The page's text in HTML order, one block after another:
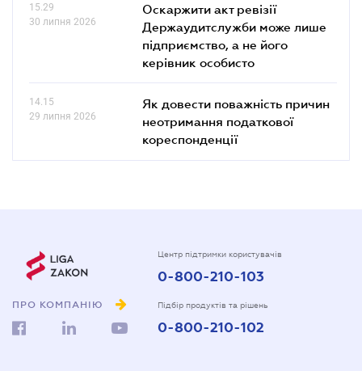
15.29
30 липня 2026
Оскаржити акт ревізії
Держаудитслужби може лише
підприємство, а не його
керівник особисто
14.15
29 липня 2026
Як довести поважність причин
неотримання податкової
кореспонденції
ПРО КОМПАНІЮ
Центр підтримки користувачів
0-800-210-103
Підбір продуктів та рішень
0-800-210-102